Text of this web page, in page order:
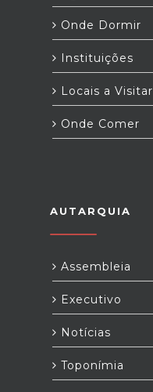
Onde Dormir
Instituições
Locais a Visitar
Onde Comer
AUTARQUIA
Assembleia
Executivo
Notícias
Toponímia